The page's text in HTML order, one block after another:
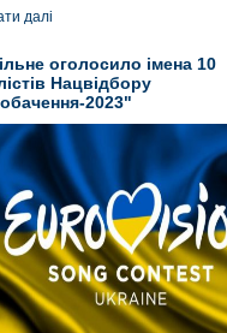
далі
оголосило імена 10
Нацвідбору
2023"